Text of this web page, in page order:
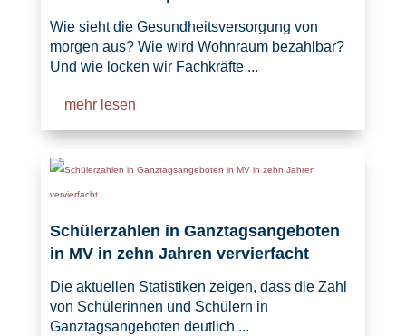
Wie sieht die Gesundheitsversorgung von
morgen aus? Wie wird Wohnraum bezahlbar?
Und wie locken wir Fachkräfte ...
mehr lesen
Schülerzahlen in Ganztagsangeboten
in MV in zehn Jahren vervierfacht
Die aktuellen Statistiken zeigen, dass die Zahl
von Schülerinnen und Schülern in
Ganztagsangeboten deutlich ...